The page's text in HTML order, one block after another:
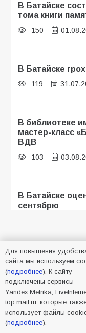
В Батайске
тома книги
150
В Батайске
119
В библиотеке
мастер-класс
ВДВ
103
В Батайске
сентябрю
В Батайске
91
«Мобилизация
деле
НАШ АДРЕС
Адрес редакции:
Батайск, ул. М.
Для повышения
сайта мы используем
(подробнее). К сайту
подключены сервисы
Yandex.Metrika,
top.mail.ru, которые
использует файлы
(подробнее).